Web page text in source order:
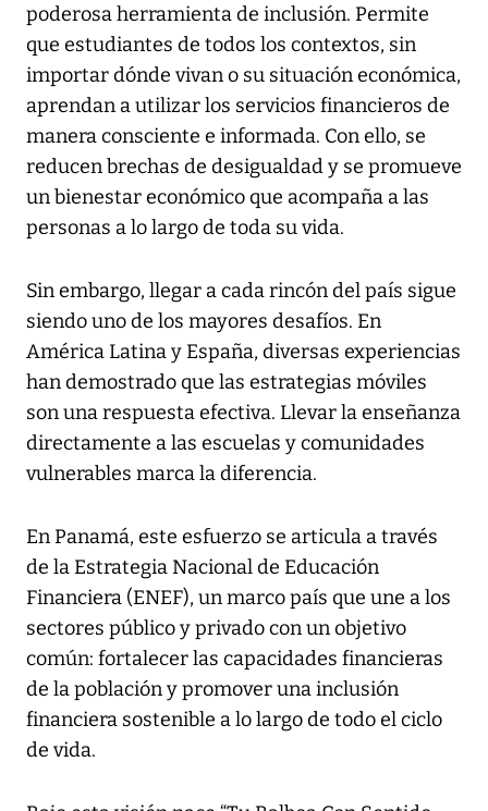
poderosa herramienta de inclusión. Permite
que estudiantes de todos los contextos, sin
importar dónde vivan o su situación económica,
aprendan a utilizar los servicios financieros de
manera consciente e informada. Con ello, se
reducen brechas de desigualdad y se promueve
un bienestar económico que acompaña a las
personas a lo largo de toda su vida.
Sin embargo, llegar a cada rincón del país sigue
siendo uno de los mayores desafíos. En
América Latina y España, diversas experiencias
han demostrado que las estrategias móviles
son una respuesta efectiva. Llevar la enseñanza
directamente a las escuelas y comunidades
vulnerables marca la diferencia.
En Panamá, este esfuerzo se articula a través
de la Estrategia Nacional de Educación
Financiera (ENEF), un marco país que une a los
sectores público y privado con un objetivo
común: fortalecer las capacidades financieras
de la población y promover una inclusión
financiera sostenible a lo largo de todo el ciclo
de vida.